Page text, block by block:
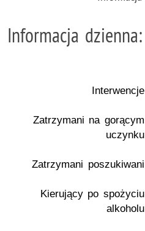
Informacja
Interwencje
Zatrzymani na gorącym
uczynku
Zatrzymani poszukiwani
Kierujący po spożyciu
alkoholu